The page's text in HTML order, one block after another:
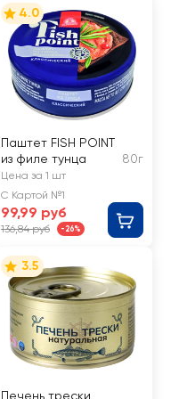
4.0
Паштет FISH POINT
из филе тунца
80г
Цена за 1 шт
С Картой №1
99,99 руб
136,84 руб -26%
3.5
Печень трески